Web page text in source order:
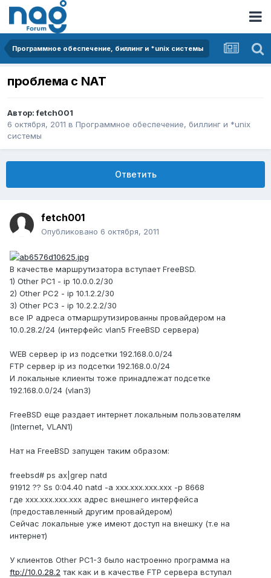
Программное обеспечение, биллинг и *unix системы
проблема с NAT
Автор:fetch001
6 октября, 2011 в Программное обеспечение, биллинг и *unix
системы
Ответить
fetch001
Опубликовано 6 октября, 2011
В качестве маршрутизатора вступает FreeBSD.
1) Other PC1 - ip 10.0.0.2/30
2) Other PC2 - ip 10.1.2.2/30
3) Other PC3 - ip 10.2.2.2/30
все IP адреса отмаршрутизированны провайдером на
10.0.28.2/24 (интерфейс vlan5 FreeBSD сервера)
WEB сервер ip из подсетки 192.168.0.0/24
FTP сервер ip из подсетки 192.168.0.0/24
И локальные клиенты тоже принадлежат подсетке
192.168.0.0/24 (vlan3)
FreeBSD еще раздает интернет локальным пользователям
(Internet, VLAN1)
Нат на FreeBSD запущен таким образом:
freebsd# ps ax|grep natd
91912 ?? Ss 0:04.40 natd -a xxx.xxx.xxx.xxx -p 8668
где xxx.xxx.xxx.xxx адрес внешнего интерфейса
(предоставленный другим провайдером)
Сейчас локальные уже имеют доступ на внешку (т.е на
интернет)
У клиентов Other PC1-3 было настроенно программа на
ftp://10.0.28.2 так как и в качестве FTP сервера вступал